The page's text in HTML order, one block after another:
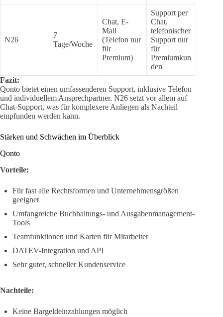
N26
7
Tage/Woche
Chat, E-
Mail
(Telefon nur
für
Premium)
Support per
Chat,
telefonischer
Support nur
für
Premiumkun
den
Fazit:
Qonto bietet einen umfassenderen Support, inklusive Telefon
und individuellem Ansprechpartner. N26 setzt vor allem auf
Chat-Support, was für komplexere Anliegen als Nachteil
empfunden werden kann.
Stärken und Schwächen im Überblick
Qonto
Vorteile:
Für fast alle Rechtsformen und Unternehmensgrößen
geeignet
Umfangreiche Buchhaltungs- und Ausgabenmanagement-
Tools
Teamfunktionen und Karten für Mitarbeiter
DATEV-Integration und API
Sehr guter, schneller Kundenservice
Nachteile:
Keine Bargeldeinzahlungen möglich